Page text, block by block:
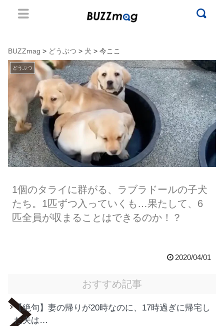
BUZZmag > どうぶつ > 犬 > 今ここ
どうぶつ
1個のタライに群がる、ラブラドールの子犬
たち。1匹ずつ入っていくも…果たして、6
匹全員が収まることはできるのか！？
2020/04/01
おすすめ記事
【絶句】妻の帰りが20時なのに、17時過ぎに帰宅し
た夫は…